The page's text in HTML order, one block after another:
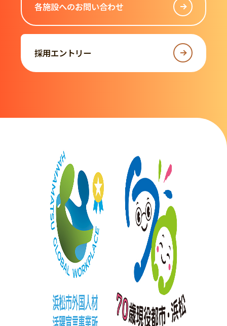
各施設へのお問い合わせ
採用エントリー